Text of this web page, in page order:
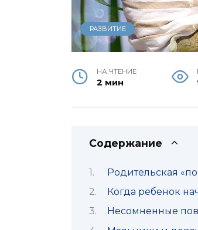
РАЗВИТИЕ
НА ЧТЕНИЕ
2 мин
Содержание
Родительская
Когда ребенок
Несомненные